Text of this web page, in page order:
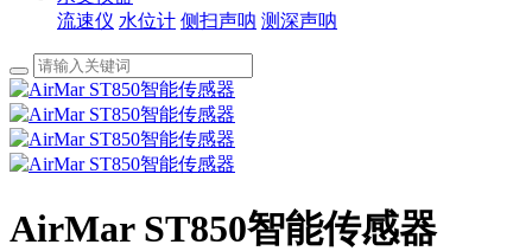
流速仪 水位计 侧扫声呐 测深声呐
AirMar ST850智能传感器